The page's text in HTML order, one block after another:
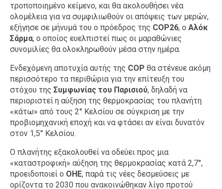
τροποποιημένο κείμενο, και θα ακολουθήσει νέα
ολομέλεια για να συμφιλιωθούν οι απόψεις των μερών,
εξήγησε σε μήνυμά του ο πρόεδρος της COP26, ο Αλόκ
Σάρμα, ο οποίος ευελπιστεί πως οι μαραθώνιες
συνομιλίες θα ολοκληρωθούν μέσα στην ημέρα.
Ενδεχόμενη αποτυχία αυτής της COP θα στένευε ακόμη
περισσότερο τα περιθώρια για την επίτευξη του
στόχου της Συμφωνίας του Παρισιού, δηλαδή να
περιοριστεί η αύξηση της θερμοκρασίας του πλανήτη
«κάτω» από τους 2° Κελσίου σε σύγκριση με την
προβιομηχανική εποχή και να φτάσει αν είναι δυνατόν
στον 1,5° Κελσίου.
Ο πλανήτης εξακολουθεί να οδεύει προς μια
«καταστροφική» αύξηση της θερμοκρασίας κατά 2,7°,
προειδοποιεί ο ΟΗΕ, παρά τις νέες δεσμεύσεις με
ορίζοντα το 2030 που ανακοινώθηκαν λίγο προτού